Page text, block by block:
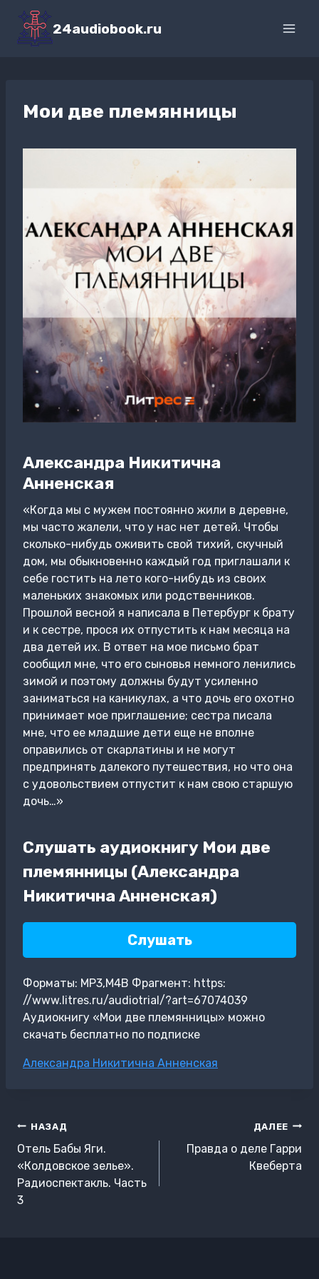
Перейти
содержимому
24audiobook.ru
Мои две племянницы
Александра Никитична
Анненская
«Когда мы с мужем постоянно жили в деревне,
мы часто жалели, что у нас нет детей. Чтобы
сколько-нибудь оживить свой тихий, скучный
дом, мы обыкновенно каждый год приглашали к
себе гостить на лето кого-нибудь из своих
маленьких знакомых или родственников.
Прошлой весной я написала в Петербург к брату
и к сестре, прося их отпустить к нам месяца на
два детей их. В ответ на мое письмо брат
сообщил мне, что его сыновья немного ленились
зимой и поэтому должны будут усиленно
заниматься на каникулах, а что дочь его охотно
принимает мое приглашение; сестра писала
мне, что ее младшие дети еще не вполне
оправились от скарлатины и не могут
предпринять далекого путешествия, но что она
с удовольствием отпустит к нам свою старшую
дочь…»
Слушать аудиокнигу Мои две
племянницы (Александра
Никитична Анненская)
Слушать
Форматы: MP3,M4B Фрагмент: https:
//www.litres.ru/audiotrial/?art=67074039
Аудиокнигу «Мои две племянницы» можно
скачать бесплатно по подписке
Метки
Александра Никитична Анненская
Навигация
по
записям
НАЗАД
Отель Бабы Яги.
«Колдовское зелье».
Радиоспектакль. Часть
3
ДАЛЕЕ
Правда о деле Гарри
Квеберта